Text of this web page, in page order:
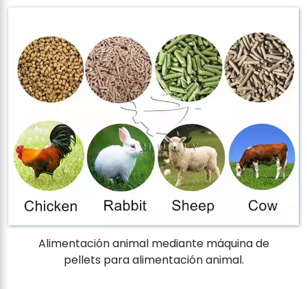
Alimentación animal mediante máquina de
pellets para alimentación animal.